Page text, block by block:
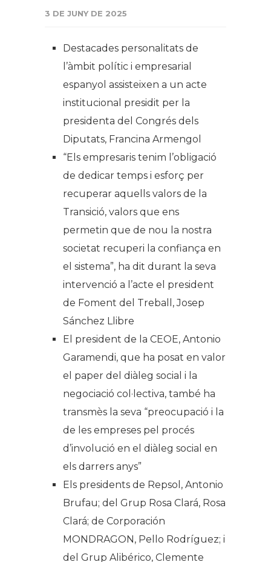
3 DE JUNY DE 2025
Destacades personalitats de
l’àmbit polític i empresarial
espanyol assisteixen a un acte
institucional presidit per la
presidenta del Congrés dels
Diputats, Francina Armengol
“Els empresaris tenim l’obligació
de dedicar temps i esforç per
recuperar aquells valors de la
Transició, valors que ens
permetin que de nou la nostra
societat recuperi la confiança en
el sistema”, ha dit durant la seva
intervenció a l’acte el president
de Foment del Treball, Josep
Sánchez Llibre
El president de la CEOE, Antonio
Garamendi, que ha posat en valor
el paper del diàleg social i la
negociació col·lectiva, també ha
transmès la seva “preocupació i la
de les empreses pel procés
d’involució en el diàleg social en
els darrers anys”
Els presidents de Repsol, Antonio
Brufau; del Grup Rosa Clará, Rosa
Clará; de Corporación
MONDRAGON, Pello Rodríguez; i
del Grup Alibérico, Clemente